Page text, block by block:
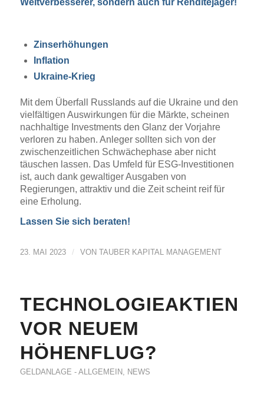
Zinserhöhungen
Inflation
Ukraine-Krieg
Mit dem Überfall Russlands auf die Ukraine und den
vielfältigen Auswirkungen für die Märkte, scheinen
nachhaltige Investments den Glanz der Vorjahre
verloren zu haben. Anleger sollten sich von der
zwischenzeitlichen Schwächephase aber nicht
täuschen lassen. Das Umfeld für ESG-Investitionen
ist, auch dank gewaltiger Ausgaben von
Regierungen, attraktiv und die Zeit scheint reif für
eine Erholung.
Lassen Sie sich beraten!
23. MAI 2023 / VON TAUBER KAPITAL MANAGEMENT
TECHNOLOGIEAKTIEN
VOR NEUEM
HÖHENFLUG?
GELDANLAGE - ALLGEMEIN NEWS